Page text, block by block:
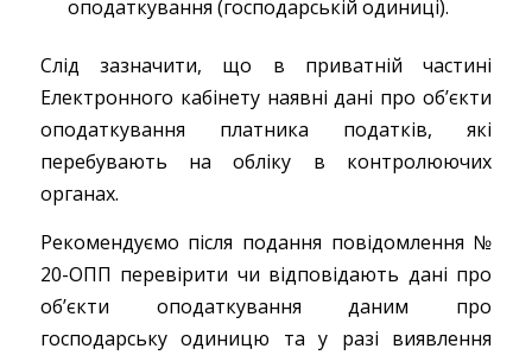
оподаткування (господарській одиниці).
Слід зазначити, що в приватній частині
Електронного кабінету наявні дані про об’єкти
оподаткування платника податків, які
перебувають на обліку в контролюючих
органах.
Рекомендуємо після подання повідомлення №
20-ОПП перевірити чи відповідають дані про
об’єкти оподаткування даним про
господарську одиницю та у разі виявлення